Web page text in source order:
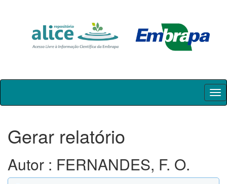
Skip
Gerar relatório
Autor : FERNANDES, F. O.